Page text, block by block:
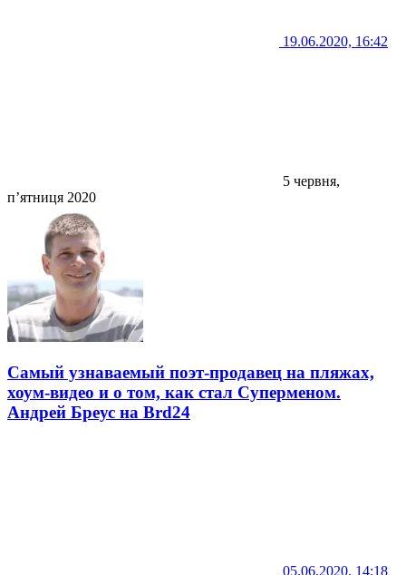
19.06.2020, 16:42
5 червня,
п’ятниця 2020
Самый узнаваемый поэт-продавец на пляжах,
хоум-видео и о том, как стал Суперменом.
Андрей Бреус на Brd24
05.06.2020, 14:18